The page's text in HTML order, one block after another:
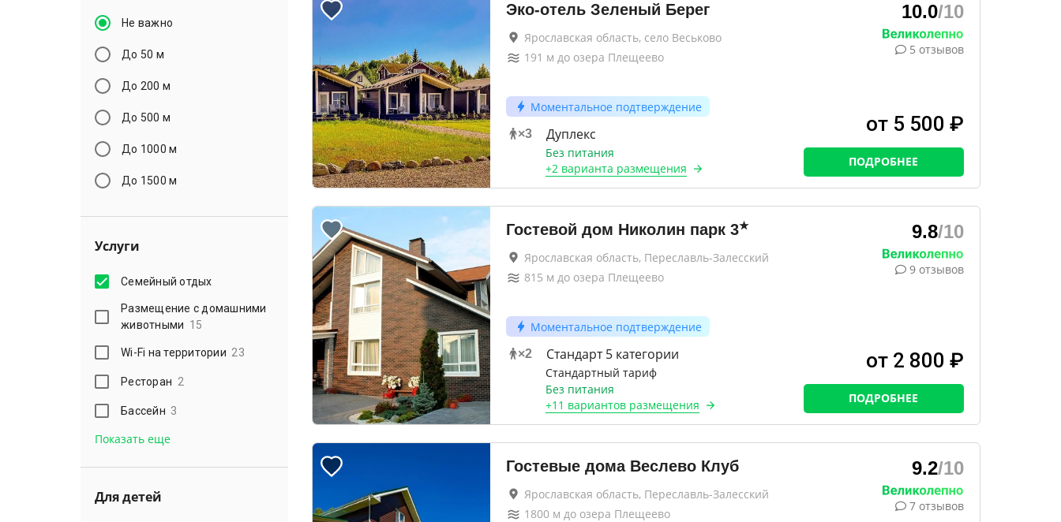
Не важно
До 50 м
До 200 м
До 500 м
До 1000 м
До 1500 м
Услуги
Семейный отдых
Размещение с домашними
животными 15
Wi-Fi на территории 23
Ресторан 2
Бассейн 3
Показать еще
Для детей
Эко-отель Зеленый Берег
Ярославская область, село Веськово
191 м до озера Плещеево
Моментальное подтверждение
×3 Дуплекс
Без питания
+2 варианта размещения
10.0/10
5 отзывов
от 5 500 ₽
ПОДРОБНЕЕ
Гостевой дом Николин парк 3★
Ярославская область, Переславль-Залесский
815 м до озера Плещеево
Моментальное подтверждение
×2 Стандарт 5 категории
Стандартный тариф
Без питания
+11 вариантовразмещения
9.8/10
9 отзывов
от 2 800 ₽
ПОДРОБНЕЕ
Гостевые дома Веслево Клуб
Ярославская область, Переславль-Залесский
1800м до озера Плещеево
9.2/10
7 отзывов